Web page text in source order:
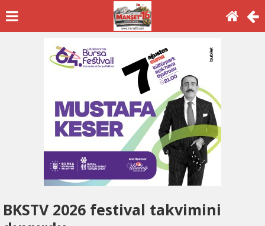
BKSTV 2026 festival takvimini